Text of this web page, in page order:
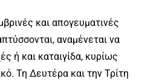
και απογευματινές
αναμένεται να
ή και καταιγίδα, κυρίως
Τη Δευτέρα και την Τρίτη